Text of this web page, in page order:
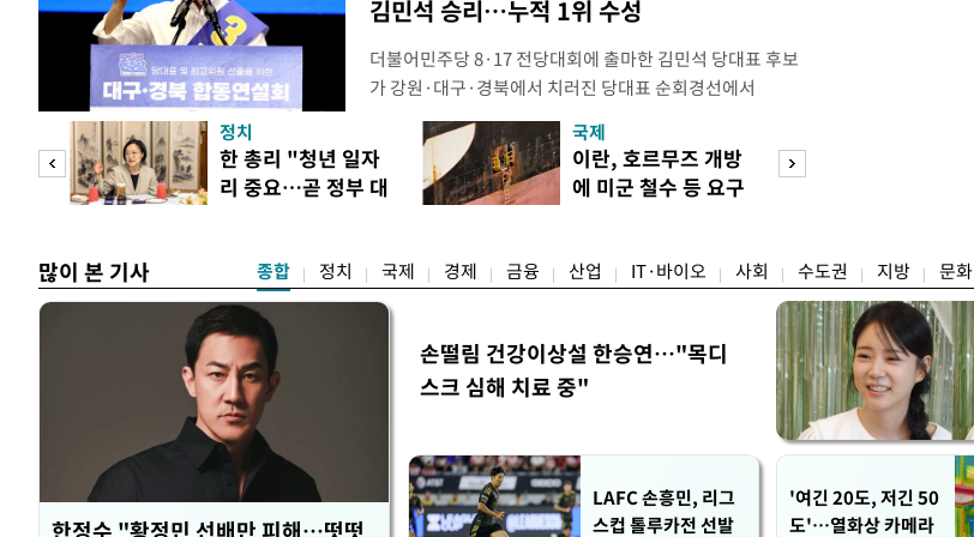
김민석 승리…누적 1위 수성
더불어민주당 8·17 전당대회에 출마한 김민석 당대표 후보
가 강원·대구·경북에서 치러진 당대표 순회경선에서
48.54%(1만8977표)를 얻어 상대 경쟁주자인 정청래 후보
를 1622표(4.14%p) 차로 제치고 1위를 차지했다. 전날 제주
·인천 권리당원 투표에서도 김 후보가 앞섰다. 이에 따라 누
적 합산(가중치 미반영)에서도 김 후보(46.01%)가 1위로
피
정치
한 총리 "청년 일자
리 중요…곧 정부 대
국제
이란, 호르무즈 개방
에 미군 철수 등 요구
많이 본 기사 종합 정치 국제 경제 금융 산업 IT·바이오 사회 수도권 지방 문화
한정수 "황정민 선배만 피해…떳떳
손떨림 건강이상설 한승연…"목디
스크 심해 치료 중"
LAFC 손흥민, 리그
스컵 톨루카전 선발
'여긴 20도, 저긴 50
도'…열화상 카메라